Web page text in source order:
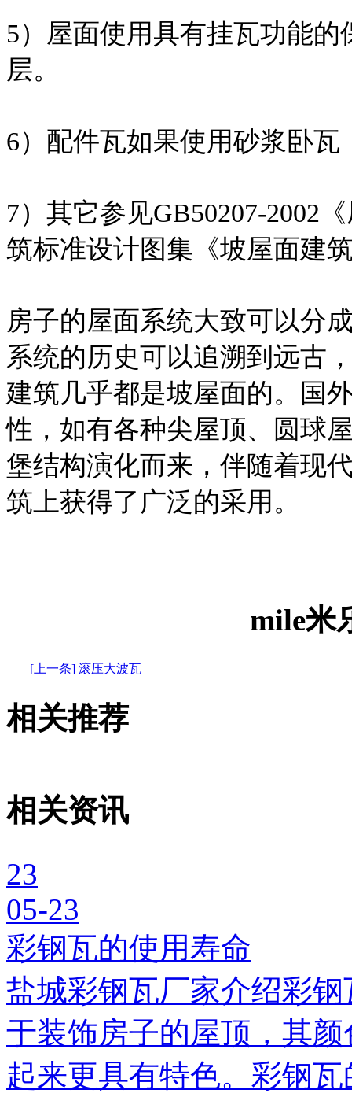
5）屋面使用具有挂瓦功能
层。
6）配件瓦如果使用砂浆卧
7）其它参见GB50207-2002
筑标准设计图集《坡屋面建
房子的屋面系统大致可以分
系统的历史可以追溯到远古
建筑几乎都是坡屋面的。国
性，如有各种尖屋顶、圆球
堡结构演化而来，伴随着现
筑上获得了广泛的采用。
mile米
[上一条] 滚压大波瓦
相关推荐
相关资讯
23
05-23
彩钢瓦的使用寿命
盐城彩钢瓦厂家介绍彩
于装饰房子的屋顶，其
起来更具有特色。彩钢